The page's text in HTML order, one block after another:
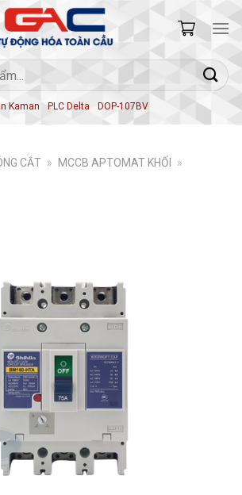
Kaman PLC Delta DOP-107BV
CẮT » MCCB APTOMAT KHỐI »